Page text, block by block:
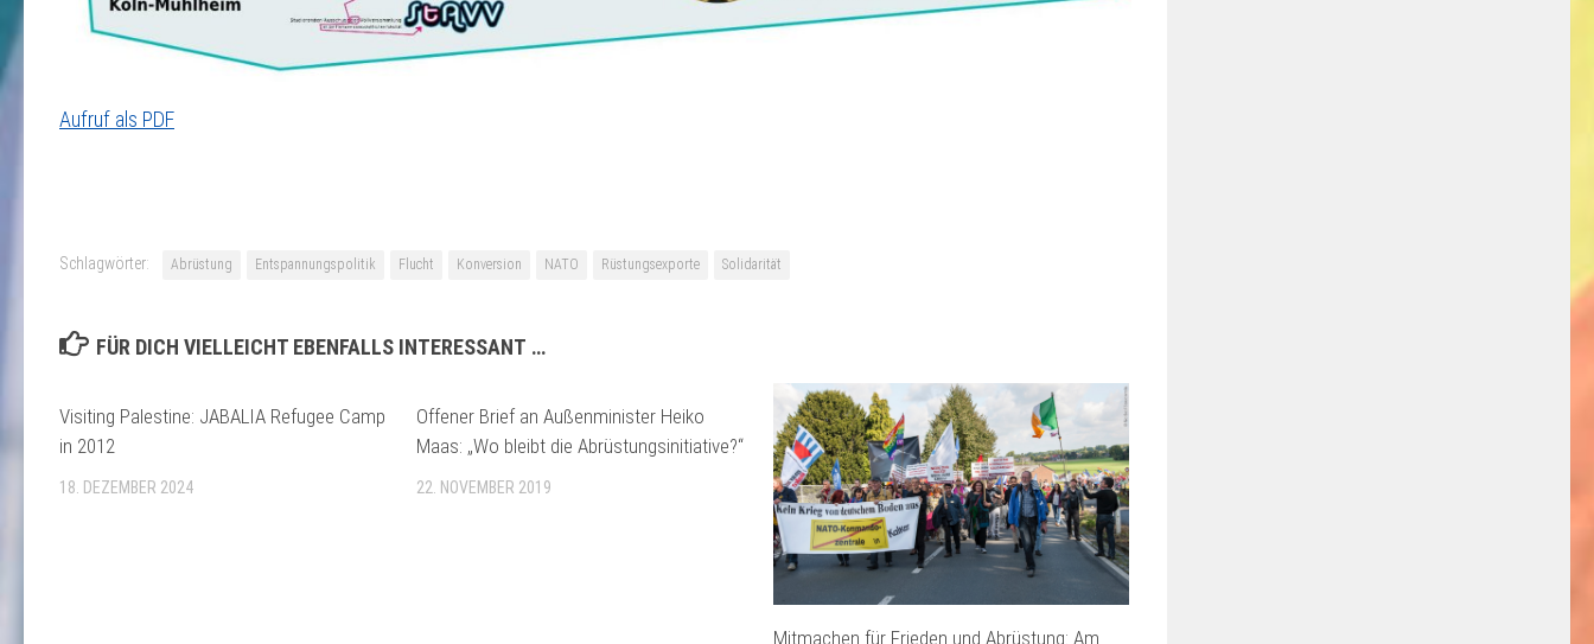
Aufruf als PDF
Schlagwörter: Abrüstung Entspannungspolitik Flucht Konversion NATO Rüstungsexporte Solidarität
FÜR DICH VIELLEICHT EBENFALLS INTERESSANT …
Visiting Palestine: JABALIA Refugee Camp
in 2012
18. DEZEMBER 2024
Offener Brief an Außenminister Heiko
Maas: „Wo bleibt die Abrüstungsinitiative?“
22. NOVEMBER 2019
Mitmachen für Frieden und Abrüstung: Am